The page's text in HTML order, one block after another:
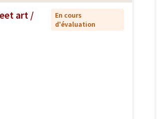
art /
En cours
d'évaluation